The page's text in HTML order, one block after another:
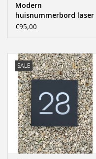
kleuren en lettertypes
Modern
huisnummerbord laser
gesneden 30x20cm.
€95,00
SALE